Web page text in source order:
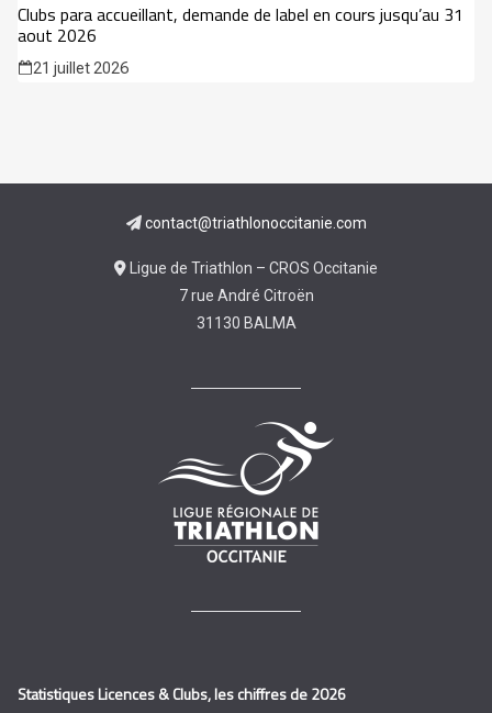
Clubs para accueillant, demande de label en cours jusqu’au 31
aout 2026
21 juillet 2026
contact@triathlonoccitanie.com
Ligue de Triathlon – CROS Occitanie
7 rue André Citroën
31130 BALMA
Statistiques Licences & Clubs, les chiffres de 2026